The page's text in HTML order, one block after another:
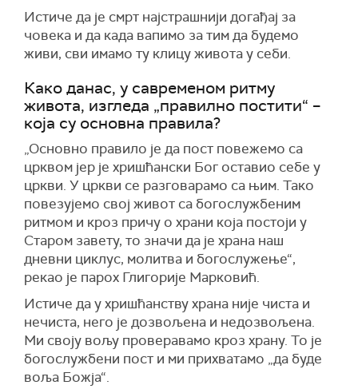
Истиче да је смрт најстрашнији догађај за
човека и да када вапимо за тим да будемо
живи, сви имамо ту клицу живота у себи.
Како данас, у савременом ритму
живота, изгледа „правилно постити“ –
која су основна правила?
„Основно правило је да пост повежемо са
црквом јер је хришћански Бог оставио себе у
цркви. У цркви се разговарамо са њим. Тако
повезујемо свој живот са богослужбеним
ритмом и кроз причу о храни која постоји у
Старом завету, то значи да је храна наш
дневни циклус, молитва и богослужење“,
рекао је парох Глигорије Марковић.
Истиче да у хришћанству храна није чиста и
нечиста, него је дозвољена и недозвољена.
Ми своју вољу проверавамо кроз храну. То је
богослужбени пост и ми прихватамо „да буде
воља Божја“.